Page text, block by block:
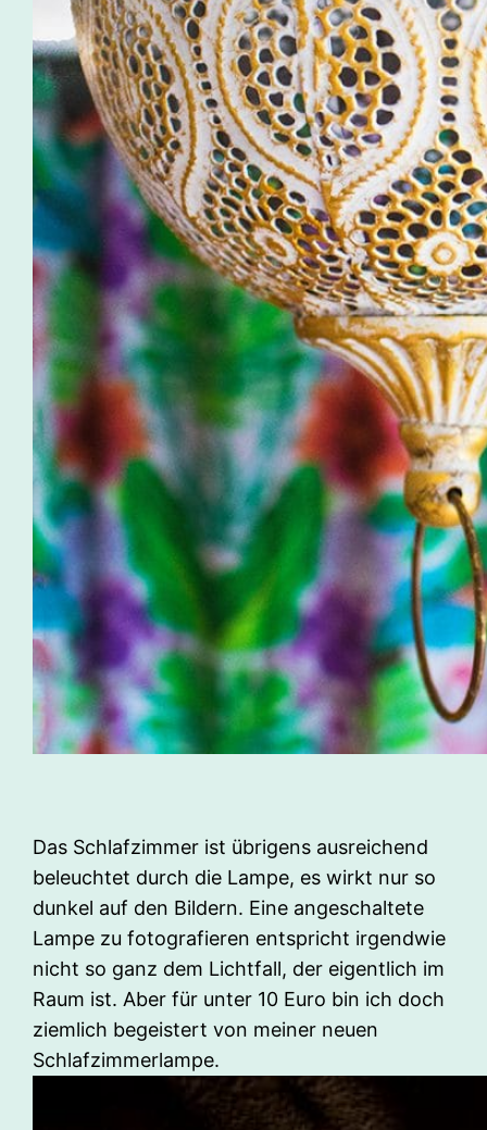
Das Schlafzimmer ist übrigens ausreichend
beleuchtet durch die Lampe, es wirkt nur so
dunkel auf den Bildern. Eine angeschaltete
Lampe zu fotografieren entspricht irgendwie
nicht so ganz dem Lichtfall, der eigentlich im
Raum ist. Aber für unter 10 Euro bin ich doch
ziemlich begeistert von meiner neuen
Schlafzimmerlampe.